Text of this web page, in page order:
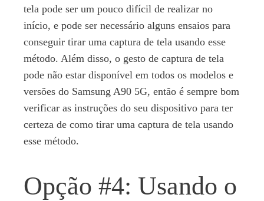
tela pode ser um pouco difícil de realizar no
início, e pode ser necessário alguns ensaios para
conseguir tirar uma captura de tela usando esse
método. Além disso, o gesto de captura de tela
pode não estar disponível em todos os modelos e
versões do Samsung A90 5G, então é sempre bom
verificar as instruções do seu dispositivo para ter
certeza de como tirar uma captura de tela usando
esse método.
Opção #4: Usando o